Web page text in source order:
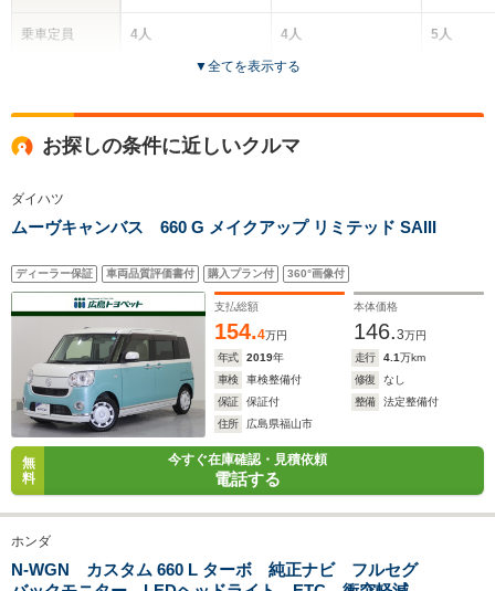
乗車定員
(全長x全幅x全高)
WLTCモード
4人
全高
1.49m
全幅
全長
4.08m
ホイールベース
-m
-
4人
3ドア
全幅
全長
4.06m
ホイールベース
-
5人
-
▼全てを表示する
お探しの条件に近しいクルマ
ダイハツ
ムーヴキャンバス 660 G メイクアップ リミテッド SAIII
ディーラー保証 車両品質評価書付 購入プラン付 360°画像付
支払総額
154.4万円
本体価格
146.3万円
年式
2019年 走行 4.1万km
車検
車検整備付 修復
なし
保証
保証付 整備
法定整備付
住所
広島県福山市
無
料
今すぐ在庫確認・見積依頼
電話する
ホンダ
N-WGN カスタム 660 L ターボ 純正ナビ フルセグ